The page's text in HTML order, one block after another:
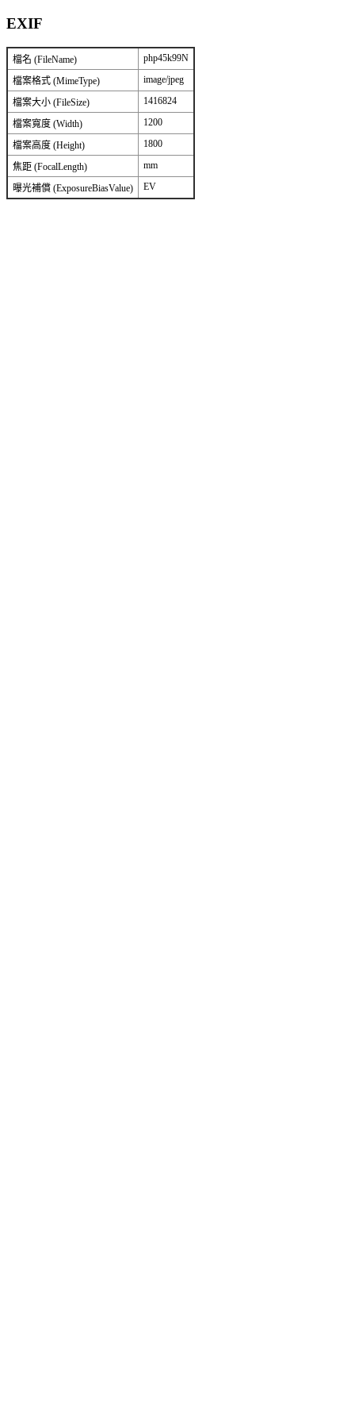
EXIF
檔名 (FileName) php45k99N
檔案格式 (MimeType) image/jpeg
檔案大小 (FileSize) 1416824
檔案寬度 (Width) 1200
檔案高度 (Height) 1800
焦距 (FocalLength) mm
曝光補償 (ExposureBiasValue) EV